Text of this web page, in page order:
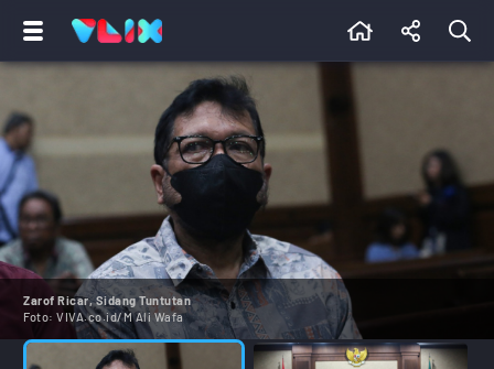
Zarof Ricar, Sidang Tuntutan
Foto: VIVA.co.id/M Ali Wafa